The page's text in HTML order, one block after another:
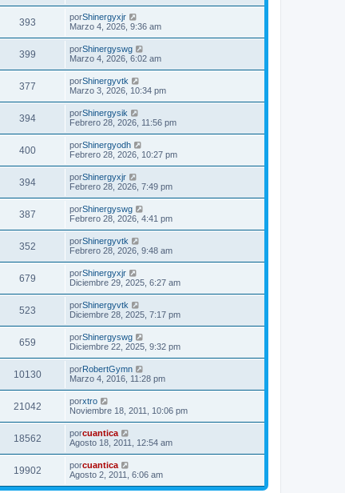
393 porShinergyxjr
Marzo 4, 2026, 9:36 am
399 porShinergyswg
Marzo 4, 2026, 6:02 am
377 porShinergyvtk
Marzo 3, 2026, 10:34 pm
394 porShinergysik
Febrero 28, 2026, 11:56 pm
400 porShinergyodh
Febrero 28, 2026, 10:27 pm
394 porShinergyxjr
Febrero 28, 2026, 7:49 pm
387 porShinergyswg
Febrero 28, 2026, 4:41 pm
352 porShinergyvtk
Febrero 28, 2026, 9:48 am
679 porShinergyxjr
Diciembre 29, 2025, 6:27 am
523 porShinergyvtk
Diciembre 28, 2025, 7:17 pm
659 porShinergyswg
Diciembre 22, 2025, 9:32 pm
10130 porRobertGymn
Marzo 4, 2016, 11:28 pm
21042 porxtro
Noviembre 18, 2011, 10:06 pm
18562 porcuantica
Agosto 18, 2011, 12:54 am
19902 porcuantica
Agosto 2, 2011, 6:06 am